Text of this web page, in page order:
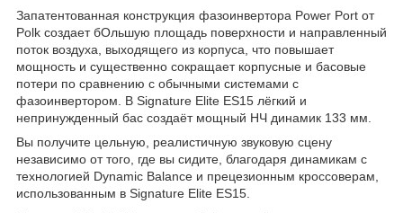
Запатентованная конструкция фазоинвертора Power Port от
Polk создает бОльшую площадь поверхности и направленный
поток воздуха, выходящего из корпуса, что повышает
мощность и существенно сокращает корпусные и басовые
потери по сравнению с обычными системами с
фазоинвертором. В Signature Elite ES15 лёгкий и
непринужденный бас создаёт мощный НЧ динамик 133 мм.
Вы получите цельную, реалистичную звуковую сцену
независимо от того, где вы сидите, благодаря динамикам с
технологией Dynamic Balance и прецезионным кроссоверам,
использованным в Signature Elite ES15.